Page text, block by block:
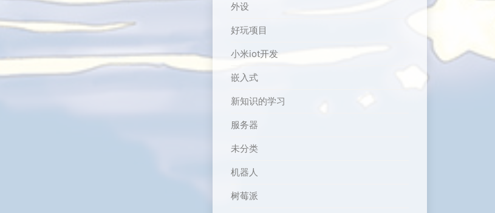
外设
好玩项目
小米iot开发
嵌入式
新知识的学习
服务器
未分类
机器人
树莓派